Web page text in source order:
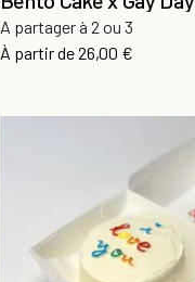
A partager à 2 ou 3
À partir dePrix
26,00 €